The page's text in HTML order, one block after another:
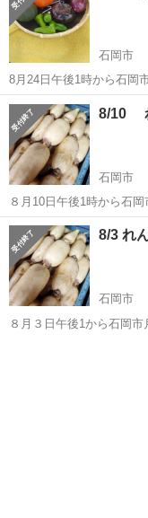
石岡市
8月24日午後1時から石岡
売を行います。 当日の朝に収穫したれんこんや農産物を販売しますの
でお立ち寄りください。 天候、生育状況により販売品目を変更する場
合がありますのでご...
茨城 石岡市 その
8/10
石岡市
８月10日午後1時から石
売を行います。 当日の朝に収穫したれんこん、農産物を販売しますの
でお立ち寄りください。 天候、生育状況により販売品目を変更する場
合がありますのでご...
茨城 石岡市 その他
8/3 れ
石岡市
８月３日午後1から石岡